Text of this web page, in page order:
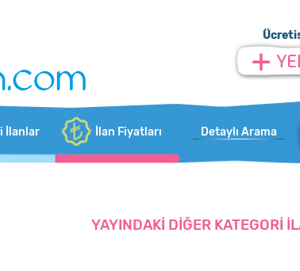
İlanlar İlan Fiyatları Detaylı Arama
YAYINDAKİ DİĞER KATEGORİ